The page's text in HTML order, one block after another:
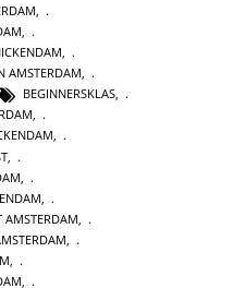
,
,
,
AMSTERDAM,
BEGINNERSKLAS,
,
,
AMSTERDAM